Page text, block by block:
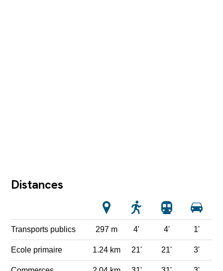
Distances
Transports publics 297 m 4' 4' 1'
Ecole primaire 1.24 km 21' 21' 3'